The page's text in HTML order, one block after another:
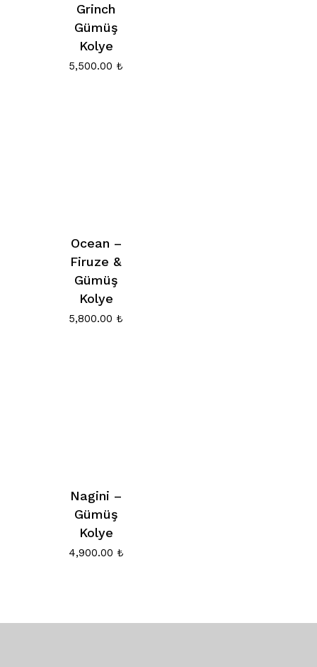
Grinch
Gümüş
Kolye
5,500.00 ₺
Ocean –
Firuze &
Gümüş
Kolye
5,800.00 ₺
Nagini –
Gümüş
Kolye
4,900.00 ₺